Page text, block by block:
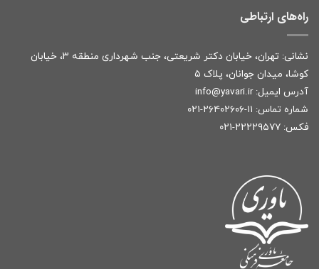
راه‌های ارتباطی
نشانی: تهران، خیابان دکتر شریعتی، جنب شهرداری منطقه ۳، خیابان
کوشا، میدان جوانان، پلاک ۵
آدرس ایمیل: info@yavari.ir
شماره تماس: ۱۱-۲۶۴۰۲۶۰۶-۰۲۱
فکس: ۲۲۲۲۹۵۷۷-۰۲۱